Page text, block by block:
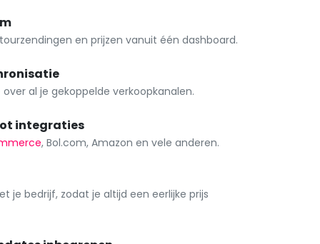
en prijzen vanuit één dashboard.
al je gekoppelde verkoopkanalen.
integraties
, Bol.com, Amazon en vele anderen.
je bedrijf, zodat je altijd een eerlijke prijs